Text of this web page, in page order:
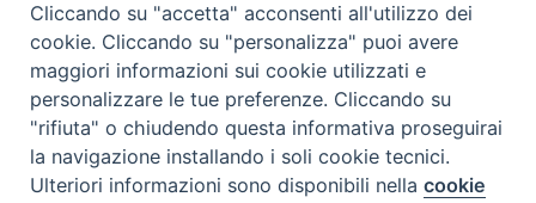
SEGUICI SU
Facebook
Instagram
X YouTube
Feed
Privacy Policy - trasparenza
© 2016 - 2026 Diocesi Molfetta Ruvo Giovinazzo Terlizzi
Preferenze Cookie
Cliccando su "accetta" acconsenti all'utilizzo dei
cookie. Cliccando su "personalizza" puoi avere
maggiori informazioni sui cookie utilizzati e
personalizzare le tue preferenze. Cliccando su
"rifiuta" o chiudendo questa informativa proseguirai
la navigazione installando i soli cookie tecnici.
Ulteriori informazioni sono disponibili nellacookie